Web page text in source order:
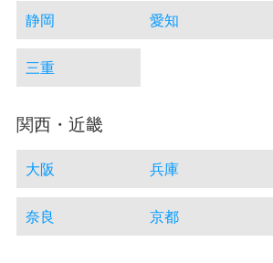
静岡 愛知
三重
関西・近畿
大阪 兵庫
奈良 京都